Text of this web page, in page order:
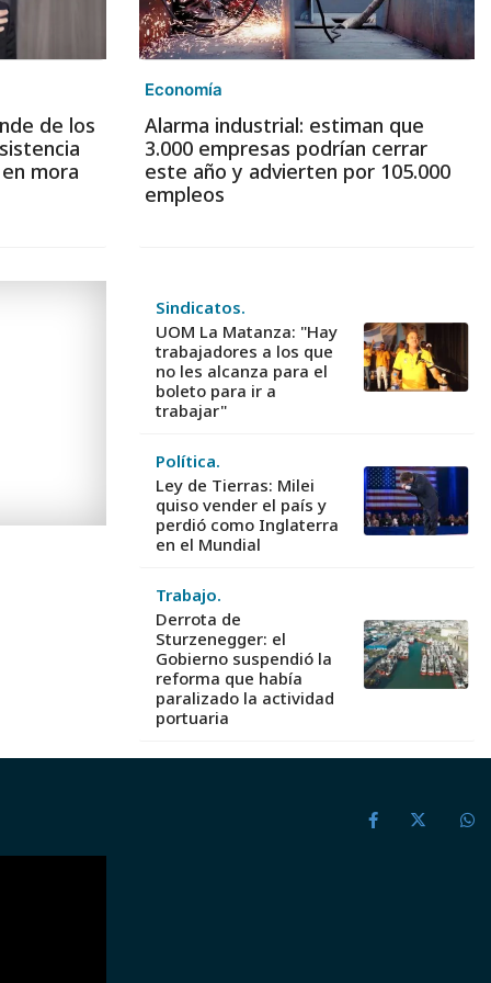
de los
mora
Economía
Alarma industrial: estiman que
3.000 empresas podrían cerrar
este año y advierten por 105.000
empleos
Sindicatos.
UOM La Matanza: "Hay
trabajadores a los que
no les alcanza para el
boleto para ir a
trabajar"
Política.
Ley de Tierras: Milei
quiso vender el país y
perdió como Inglaterra
en el Mundial
Trabajo.
Derrota de
Sturzenegger: el
Gobierno suspendió la
reforma que había
paralizado la actividad
portuaria